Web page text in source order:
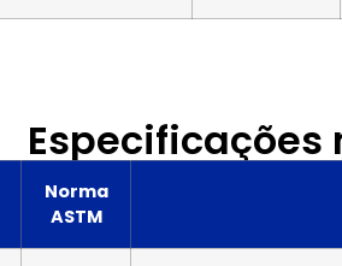
Especificações
Norma
ASTM